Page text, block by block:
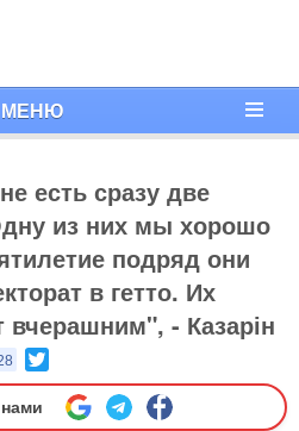
МЕНЮ
есть сразу две
из них мы хорошо
подряд они
в гетто. Их
вчерашним", - Казарін
нами